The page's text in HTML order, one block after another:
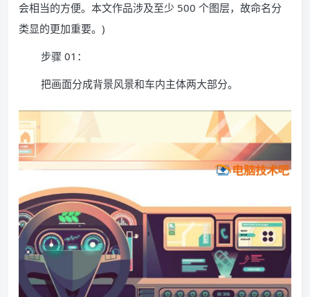
会相当的方便。本文作品涉及至少 500 个图层，故命名分
类显的更加重要。)
步骤 01：
把画面分成背景风景和车内主体两大部分。